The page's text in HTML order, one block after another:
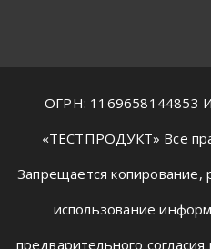
ОГРН: 1169658144853
«ТЕСТПРОДУКТ» Все
Запрещается копирование,
использование
предварительного